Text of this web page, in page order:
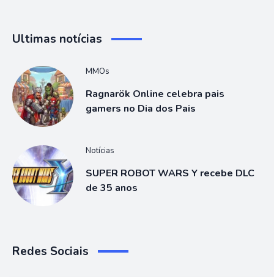
Ultimas notícias
MMOs
Ragnarök Online celebra pais
gamers no Dia dos Pais
Notícias
SUPER ROBOT WARS Y recebe DLC
de 35 anos
Redes Sociais